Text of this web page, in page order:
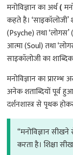
मनोविज्ञान का अर्थ(
कहते है। ‘साइकॉलोजी’
(Psyche) तथा
आत्मा (Soul) तथा
साइकॉलोजी का
मनोविज्ञान का
अनेक शताब्दियों पूर्व
दर्शनशास्त्र से पृथक
“मनोविज्ञान
करता है। शिक्षा